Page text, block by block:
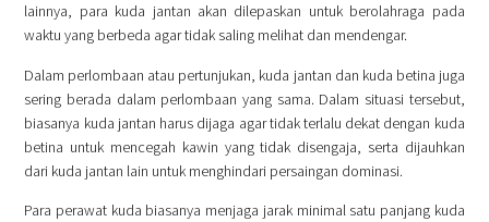
lainnya, para kuda jantan akan dilepaskan untuk berolahraga pada
waktu yang berbeda agar tidak saling melihat dan mendengar.
Dalam perlombaan atau pertunjukan, kuda jantan dan kuda betina juga
sering berada dalam perlombaan yang sama. Dalam situasi tersebut,
biasanya kuda jantan harus dijaga agar tidak terlalu dekat dengan kuda
betina untuk mencegah kawin yang tidak disengaja, serta dijauhkan
dari kuda jantan lain untuk menghindari persaingan dominasi.
Para perawat kuda biasanya menjaga jarak minimal satu panjang kuda